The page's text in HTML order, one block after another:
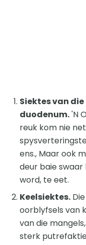
Siektes van
duodenum.'N
reuk kom nie
ens., Maar ook
deur baie
word, te eet.
Keelsiektes.
oorblyfsels van
van die
sterk